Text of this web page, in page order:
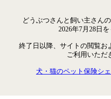
どうぶつさんと飼い主さん
2026年7月28日
終了日以降、サイトの閲覧お
ご利用いただ
犬・猫のペット保険シ